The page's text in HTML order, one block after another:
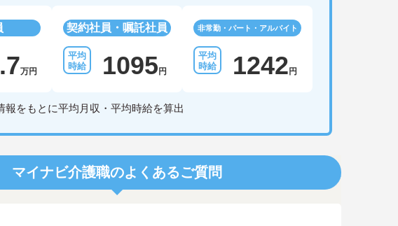
万円
契約社員・嘱託社員
1095円
非常勤・パート・アルバイト
1242円
をもとに平均月収・平均時給を算出
マイナビ介護職のよくあるご質問